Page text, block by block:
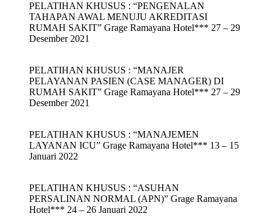
PELATIHAN KHUSUS : “PENGENALAN
TAHAPAN AWAL MENUJU AKREDITASI
RUMAH SAKIT” Grage Ramayana Hotel*** 27 – 29
Desember 2021
PELATIHAN KHUSUS : “MANAJER
PELAYANAN PASIEN (CASE MANAGER) DI
RUMAH SAKIT” Grage Ramayana Hotel*** 27 – 29
Desember 2021
PELATIHAN KHUSUS : “MANAJEMEN
LAYANAN ICU” Grage Ramayana Hotel*** 13 – 15
Januari 2022
PELATIHAN KHUSUS : “ASUHAN
PERSALINAN NORMAL (APN)” Grage Ramayana
Hotel*** 24 – 26 Januari 2022